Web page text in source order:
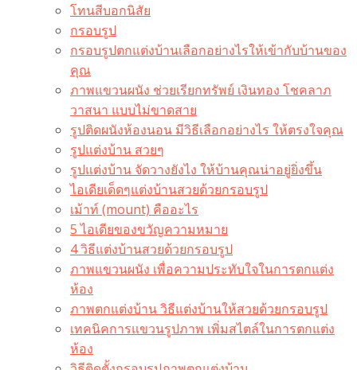
โทนสีบอกนิสัย
กรอบรูป
กรอบรูปตกแต่งบ้านเลือกอย่างไรให้เข้ากับบ้านของ
คุณ
ภาพแขวนผนัง ช่วยเรียกทรัพย์ เงินทอง โชคลาภ
วาสนา แบบไม่ขาดสาย
รูปติดผนังห้องนอน มีวิธีเลือกอย่างไร ให้ตรงใจคุณ
รูปแต่งบ้าน สวยๆ
รูปแต่งบ้าน จัดวางยังไง ให้บ้านคุณน่าอยู่ยิ่งขึ้น
ไอเดียเด็ดๆแต่งบ้านสวยด้วยกรอบรูป
เม้าท์ (mount) คืออะไร​
5 ไอเดียของขวัญความหมาย
4 วิธีแต่งบ้านสวยด้วยกรอบรูป
ภาพแขวนผนัง เพื่อความประทับใจในการตกแต่ง
ห้อง
ภาพตกแต่งบ้าน วิธีแต่งบ้านให้สวยด้วยกรอบรูป
เทคนิคการแขวนรูปภาพ เพิ่มสไตล์ในการตกแต่ง
ห้อง